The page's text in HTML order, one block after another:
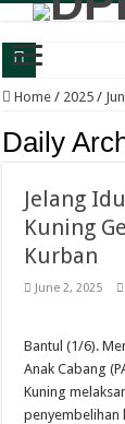
Panewu Anom
Festival Anak
LDII Tamantirto
Panewu
Healthy Inside
KB TK Alkarima
LDII Kasihan-
Home / 2025 /
Daily
Jelang
Kuning
Kurban
June 2, 2025
Bantul (1/6).
Anak Cabang
Kuning
penyembelihan